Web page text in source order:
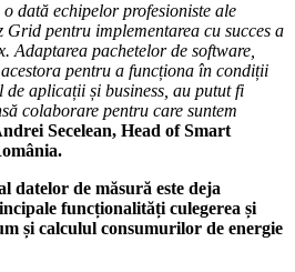
dată echipelor profesioniste ale
Grid pentru implementarea cu succes a
Adaptarea pachetelor de software,
pentru a funcționa în condiții
aplicații și business, au putut fi
colaborare pentru care suntem
Secelean, Head of Smart
datelor de măsură este deja
funcționalități culegerea și
și calculul consumurilor de energie